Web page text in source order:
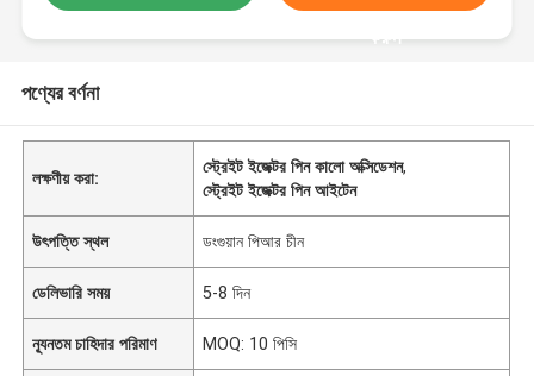
করুন
পণ্যের বর্ণনা
লক্ষণীয় করা:
স্ট্রেইট ইজেক্টর পিন কালো অক্সিডেশন,
স্ট্রেইট ইজেক্টর পিন আইটেন
উৎপত্তি স্থল ডংগুয়ান পিআর চীন
ডেলিভারি সময় 5-8 দিন
ন্যূনতম চাহিদার পরিমাণ MOQ: 10 পিসি